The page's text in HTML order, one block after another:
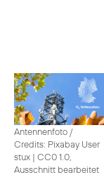
Antennenfoto /
Credits: Pixabay User
stux | CC0 1.0,
Ausschnitt bearbeitet